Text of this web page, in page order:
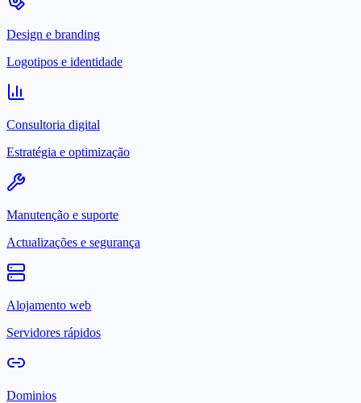
Design e branding
Logotipos e identidade
Consultoria digital
Estratégia e optimização
Manutenção e suporte
Actualizações e segurança
Alojamento web
Servidores rápidos
Dominios